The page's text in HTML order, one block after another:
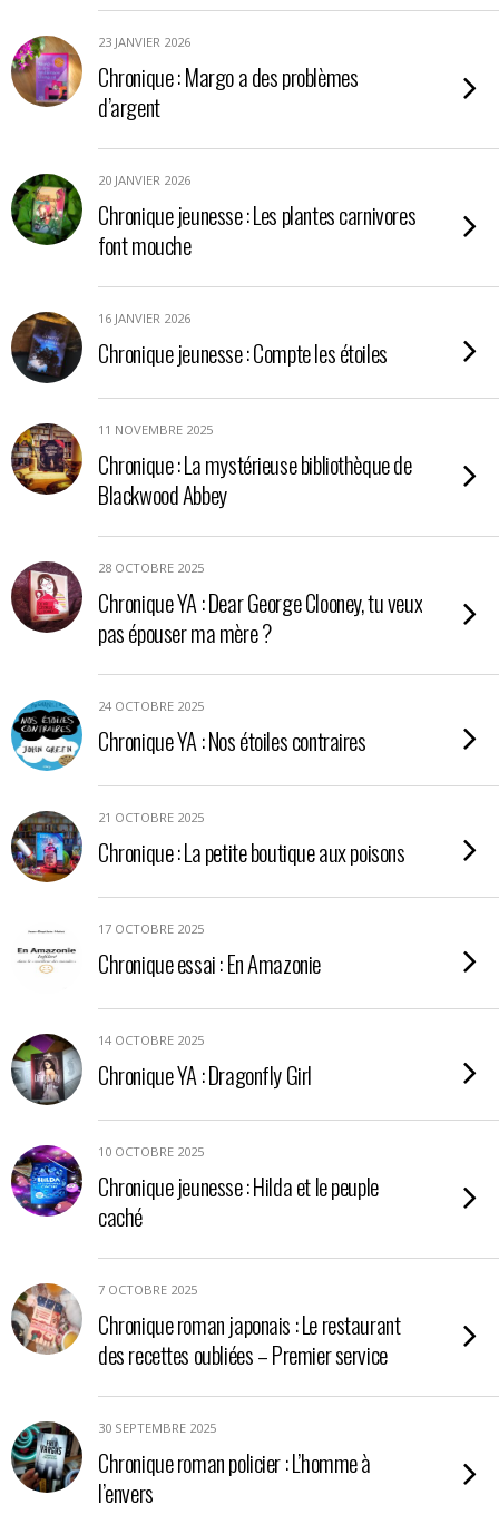
23 JANVIER 2026
Chronique : Margo a des problèmes
d’argent
20 JANVIER 2026
Chronique jeunesse : Les plantes carnivores
font mouche
16 JANVIER 2026
Chronique jeunesse : Compte les étoiles
11 NOVEMBRE 2025
Chronique : La mystérieuse bibliothèque de
Blackwood Abbey
28 OCTOBRE 2025
Chronique YA : Dear George Clooney, tu veux
pas épouser ma mère ?
24 OCTOBRE 2025
Chronique YA : Nos étoiles contraires
21 OCTOBRE 2025
Chronique : La petite boutique aux poisons
17 OCTOBRE 2025
Chronique essai : En Amazonie
14 OCTOBRE 2025
Chronique YA : Dragonfly Girl
10 OCTOBRE 2025
Chronique jeunesse : Hilda et le peuple
caché
7 OCTOBRE 2025
Chronique roman japonais : Le restaurant
des recettes oubliées – Premier service
30 SEPTEMBRE 2025
Chronique roman policier : L’homme à
l’envers